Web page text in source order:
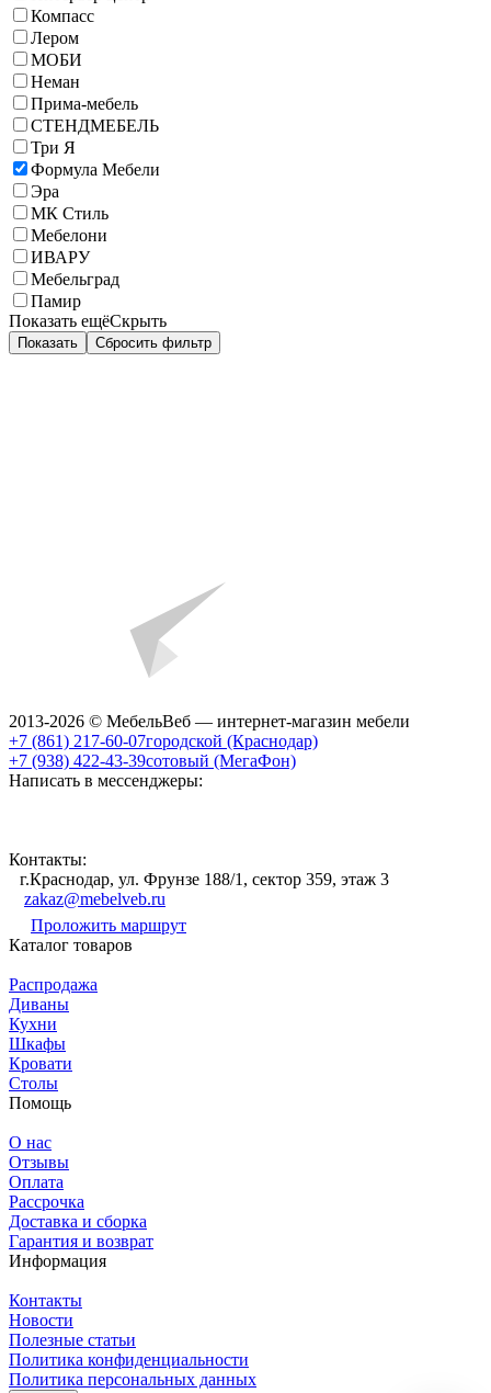
Компасс
Лером
МОБИ
Неман
Прима-мебель
СТЕНДМЕБЕЛЬ
Три Я
Формула Мебели
Эра
МК Стиль
Мебелони
ИВАРУ
Мебельград
Памир
Показать ещёСкрыть
Показать Сбросить фильтр
2013-2026 © МебельВеб — интернет-магазин мебели
+7 (861) 217-60-07городской (Краснодар)
+7 (938) 422-43-39сотовый (МегаФон)
Написать в мессенджеры:
Контакты:
г.Краснодар, ул. Фрунзе 188/1, сектор 359, этаж 3
zakaz@mebelveb.ru
Проложить маршрут
Каталог товаров
Распродажа
Диваны
Кухни
Шкафы
Кровати
Столы
Помощь
О нас
Отзывы
Оплата
Рассрочка
Доставка и сборка
Гарантия и возврат
Информация
Контакты
Новости
Полезные статьи
Политика конфиденциальности
Политика персональных данных